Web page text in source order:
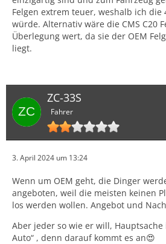
Felgen extrem teuer, weshalb ich die
würde. Alternativ wäre die CMS C20
Überlegung wert, da sie der OEM
liegt.
ZC-33S
Fahrer
3. April 2024 um 13:24
Wenn um OEM geht, die Dinger
angeboten, weil die meisten keinen
los werden wollen. Angebot und
Aber jeder so wie er will,
Auto“ , denn darauf kommt es an😍